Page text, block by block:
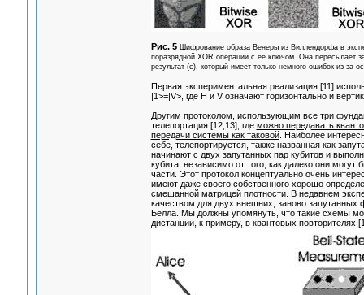
Рис. 5 Шифрование образа Венеры из Виллендорфа в
поразрядной XOR операции с её ключом. Она пересылает
результат (c), который имеет только немного ошибок из-за
Первая экспериментальная реализация [11]
|1>=|V>, где H и V означают горизонтально и
Другим протоколом, использующим все три
телепортация [12,13], где можно передавать
передачи системы как таковой. Наиболее
себе, телепортируется, также названная как
начинают с двух запутанных пар кубитов и
кубита, независимо от того, как далеко они
части. Этот протокол концептуально очень
имеют даже своего собственного хорошо
смешанной матрицей плотности. В недавнем
качеством для двух внешних, заново запутанных
Белла. Мы должны упомянуть, что такие схемы
дистанции, к примеру, в квантовых повторителях